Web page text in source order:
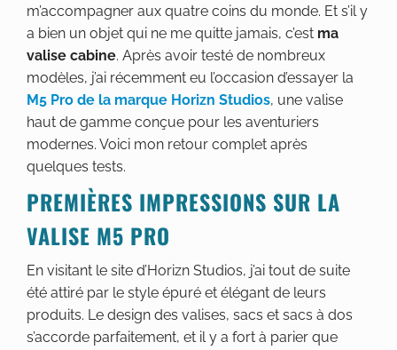
m’accompagner aux quatre coins du monde. Et s’il y
a bien un objet qui ne me quitte jamais, c’est ma
valise cabine. Après avoir testé de nombreux
modèles, j’ai récemment eu l’occasion d’essayer la
M5 Pro de la marque Horizn Studios, une valise
haut de gamme conçue pour les aventuriers
modernes. Voici mon retour complet après
quelques tests.
PREMIÈRES IMPRESSIONS SUR LA
VALISE M5 PRO
En visitant le site d’Horizn Studios, j’ai tout de suite
été attiré par le style épuré et élégant de leurs
produits. Le design des valises, sacs et sacs à dos
s’accorde parfaitement, et il y a fort à parier que